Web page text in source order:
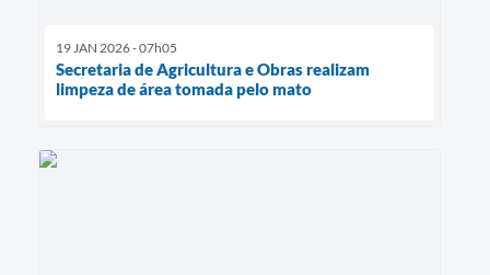
19 JAN 2026 - 07h05
Secretaria de Agricultura e Obras realizam
limpeza de área tomada pelo mato